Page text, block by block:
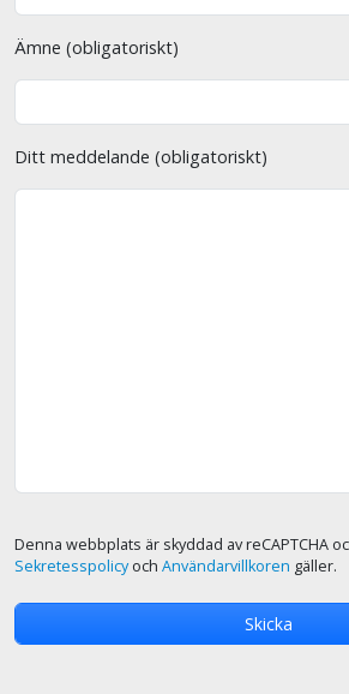
Ämne (obligatoriskt)
Ditt meddelande (obligatoriskt)
Denna webbplats är skyddad av reCAPTCHA
Sekretesspolicyoch Användarvillkoren gäller.